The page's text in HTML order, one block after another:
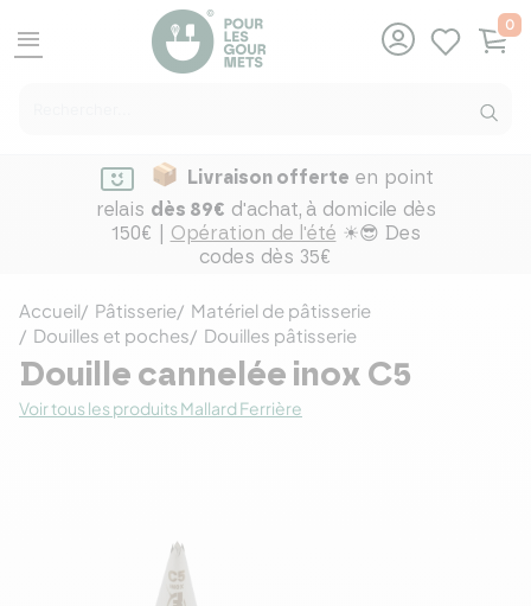
menu
0
Livraison offerte en point
relais dès 89€ d'achat, à domicile dès
150€ | Opération de l'été ☀😎 Des
codes dès 35€
Accueil Pâtisserie
Matériel de pâtisserie
Douilles et poches
Douilles pâtisserie
Douille cannelée inox C5
Voir tous les produits Mallard Ferrière